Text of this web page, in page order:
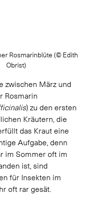
Rosmarinblüte (© Edith
Obrist)
zwischen März und
Rosmarin
) zu den ersten
Kräutern, die
das Kraut eine
Aufgabe, denn
im Sommer oft im
ist, sind
für Insekten im
oft rar gesät.